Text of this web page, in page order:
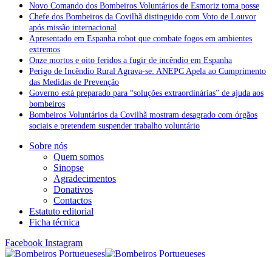
Novo Comando dos Bombeiros Voluntários de Esmoriz toma posse
Chefe dos Bombeiros da Covilhã distinguido com Voto de Louvor
após missão internacional
Apresentado em Espanha robot que combate fogos em ambientes
extremos
Onze mortos e oito feridos a fugir de incêndio em Espanha
Perigo de Incêndio Rural Agrava-se: ANEPC Apela ao Cumprimento
das Medidas de Prevenção
Governo está preparado para “soluções extraordinárias” de ajuda aos
bombeiros
Bombeiros Voluntários da Covilhã mostram desagrado com órgãos
sociais e pretendem suspender trabalho voluntário
Sobre nós
Quem somos
Sinopse
Agradecimentos
Donativos
Contactos
Estatuto editorial
Ficha técnica
Facebook Instagram